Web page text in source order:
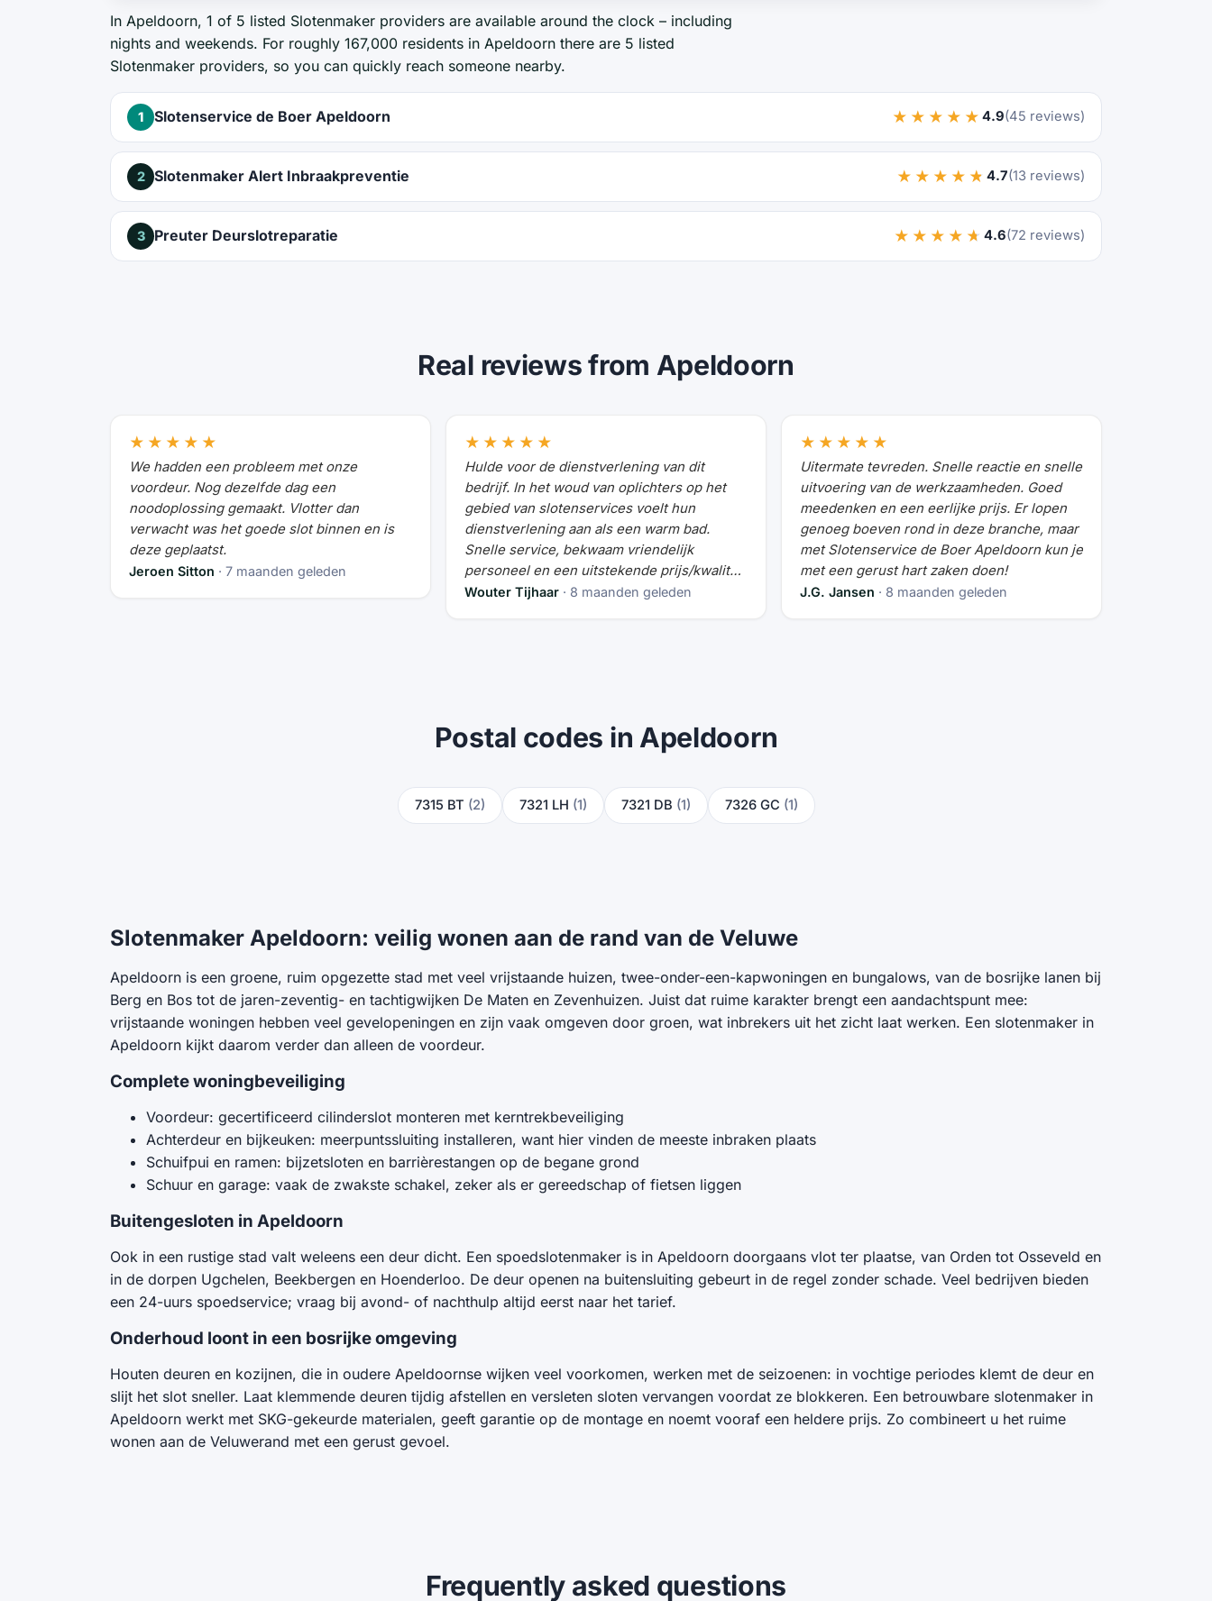
In Apeldoorn, 1 of 5 listed Slotenmaker providers are available around the clock – including
nights and weekends. For roughly 167,000 residents in Apeldoorn there are 5 listed
Slotenmaker providers, so you can quickly reach someone nearby.
1 Slotenservice de Boer Apeldoorn ★★★★★ 4.9(45 reviews)
2 Slotenmaker Alert Inbraakpreventie ★★★★★ 4.7(13 reviews)
3 Preuter Deurslotreparatie ★★★★★ 4.6(72 reviews)
Real reviews from Apeldoorn
★★★★★
We hadden een probleem met onze
voordeur. Nog dezelfde dag een
noodoplossing gemaakt. Vlotter dan
verwacht was het goede slot binnen en is
deze geplaatst.
Jeroen Sitton · 7 maanden geleden
★★★★★
Hulde voor de dienstverlening van dit
bedrijf. In het woud van oplichters op het
gebied van slotenservices voelt hun
dienstverlening aan als een warm bad.
Snelle service, bekwaam vriendelijk
personeel en een uitstekende prijs/kwaliteit
verhouding
Wouter Tijhaar · 8 maanden geleden
★★★★★
Uitermate tevreden. Snelle reactie en snelle
uitvoering van de werkzaamheden. Goed
meedenken en een eerlijke prijs. Er lopen
genoeg boeven rond in deze branche, maar
met Slotenservice de Boer Apeldoorn kun je
met een gerust hart zaken doen!
J.G. Jansen · 8 maanden geleden
Postal codes in Apeldoorn
7315 BT (2) 7321 LH (1) 7321 DB (1) 7326 GC (1)
Slotenmaker Apeldoorn: veilig wonen aan de rand van de Veluwe
Apeldoorn is een groene, ruim opgezette stad met veel vrijstaande huizen, twee-onder-een-kapwoningen en bungalows, van de bosrijke lanen bij
Berg en Bos tot de jaren-zeventig- en tachtigwijken De Maten en Zevenhuizen. Juist dat ruime karakter brengt een aandachtspunt mee:
vrijstaande woningen hebben veel gevelopeningen en zijn vaak omgeven door groen, wat inbrekers uit het zicht laat werken. Een slotenmaker in
Apeldoorn kijkt daarom verder dan alleen de voordeur.
Complete woningbeveiliging
Voordeur: gecertificeerd cilinderslot monteren met kerntrekbeveiliging
Achterdeur en bijkeuken: meerpuntssluiting installeren, want hier vinden de meeste inbraken plaats
Schuifpui en ramen: bijzetsloten en barrièrestangen op de begane grond
Schuur en garage: vaak de zwakste schakel, zeker als er gereedschap of fietsen liggen
Buitengesloten in Apeldoorn
Ook in een rustige stad valt weleens een deur dicht. Een spoedslotenmaker is in Apeldoorn doorgaans vlot ter plaatse, van Orden tot Osseveld en
in de dorpen Ugchelen, Beekbergen en Hoenderloo. De deur openen na buitensluiting gebeurt in de regel zonder schade. Veel bedrijven bieden
een 24-uurs spoedservice; vraag bij avond- of nachthulp altijd eerst naar het tarief.
Onderhoud loont in een bosrijke omgeving
Houten deuren en kozijnen, die in oudere Apeldoornse wijken veel voorkomen, werken met de seizoenen: in vochtige periodes klemt de deur en
slijt het slot sneller. Laat klemmende deuren tijdig afstellen en versleten sloten vervangen voordat ze blokkeren. Een betrouwbare slotenmaker in
Apeldoorn werkt met SKG-gekeurde materialen, geeft garantie op de montage en noemt vooraf een heldere prijs. Zo combineert u het ruime
wonen aan de Veluwerand met een gerust gevoel.
Frequently asked questions